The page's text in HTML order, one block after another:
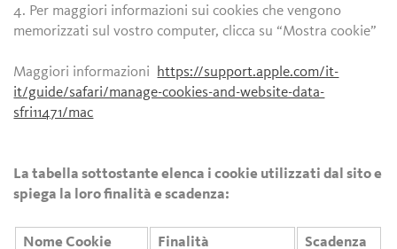
4. Per maggiori informazioni sui cookies che vengono
memorizzati sul vostro computer, clicca su “Mostra cookie”
Maggiori informazioni https://support.apple.com/it-
it/guide/safari/manage-cookies-and-website-data-
sfri11471/mac
La tabella sottostante elenca i cookie utilizzati dal sito e
spiega la loro finalità e scadenza:
Nome Cookie Finalità Scadenza